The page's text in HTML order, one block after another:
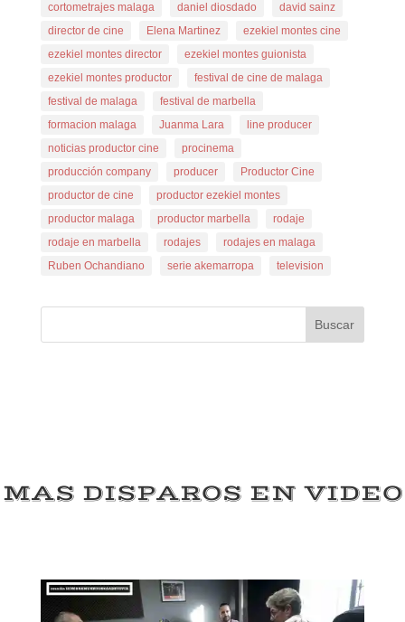
cortometrajes malaga
daniel diosdado
david sainz
director de cine
Elena Martinez
ezekiel montes cine
ezekiel montes director
ezekiel montes guionista
ezekiel montes productor
festival de cine de malaga
festival de malaga
festival de marbella
formacion malaga
Juanma Lara
line producer
noticias productor cine
procinema
producción company
producer
Productor Cine
productor de cine
productor ezekiel montes
productor malaga
productor marbella
rodaje
rodaje en marbella
rodajes
rodajes en malaga
Ruben Ochandiano
serie akemarropa television
Buscar
MAS DISPAROS EN VIDEO